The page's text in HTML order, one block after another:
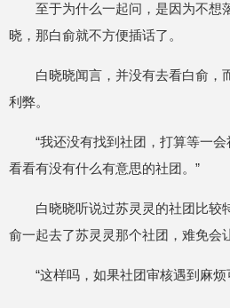
至于为什么一起问，是因为不想
晓，那白俞就不方便插话了。
白晓晓闻言，并没有去看白俞，
利弊。
“我还没有找到社团，打算等一
看看有没有什么有意思的社团。”
白晓晓听说过苏灵灵的社团比较
俞一起去了苏灵灵那个社团，难免会
“这样吗，如果社团审核遇到麻